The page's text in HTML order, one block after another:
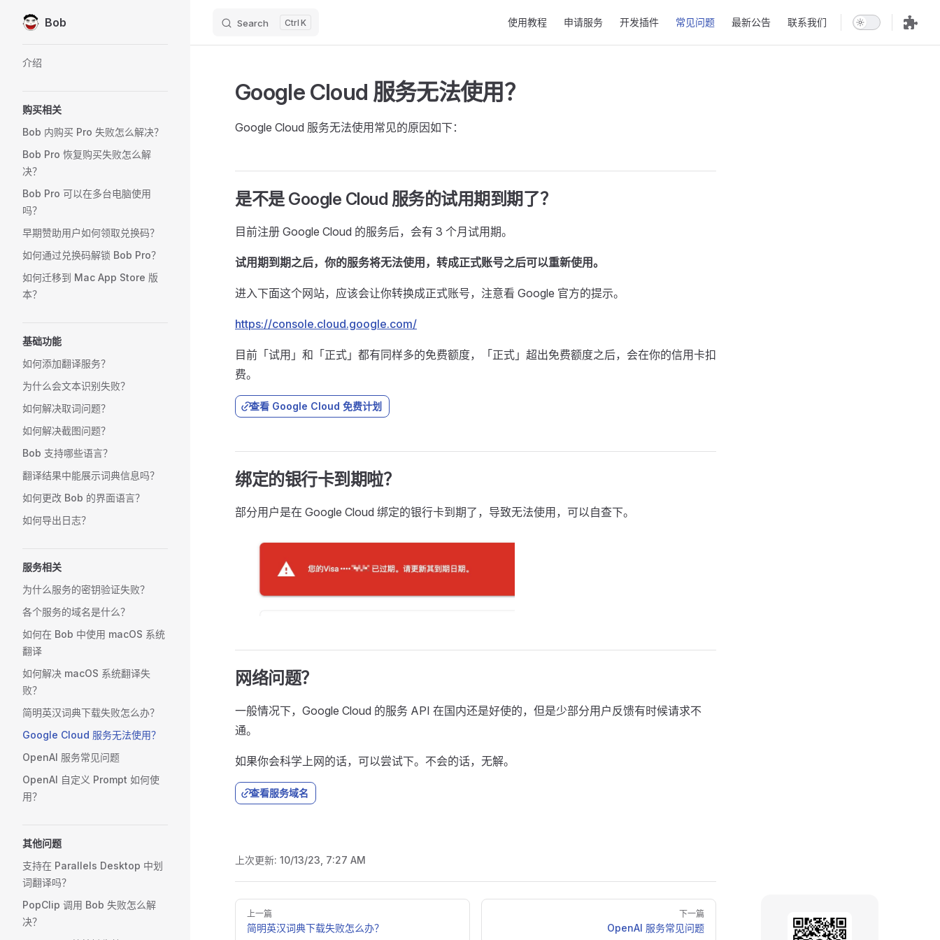
Skip to content
Bob Search K 使用教程 申请服务 开发插件 常见问题 最新公告 联系我们
介绍
购买相关
Bob 内购买 Pro 失败怎么解决？
Bob Pro 恢复购买失败怎么解
决？
Bob Pro 可以在多台电脑使用
吗？
早期赞助用户如何领取兑换码？
如何通过兑换码解锁 Bob Pro？
如何迁移到 Mac App Store 版
本？
基础功能
如何添加翻译服务？
为什么会文本识别失败？
如何解决取词问题？
如何解决截图问题？
Bob 支持哪些语言？
翻译结果中能展示词典信息吗？
如何更改 Bob 的界面语言？
如何导出日志？
服务相关
为什么服务的密钥验证失败？
各个服务的域名是什么？
如何在 Bob 中使用 macOS 系统
翻译
如何解决 macOS 系统翻译失
败？
简明英汉词典下载失败怎么办？
Google Cloud 服务无法使用？
OpenAI 服务常见问题
OpenAI 自定义 Prompt 如何使
用？
其他问题
支持在 Parallels Desktop 中划
词翻译吗？
PopClip 调用 Bob 失败怎么解
决？
Google Cloud 服务无法使用？
Google Cloud 服务无法使用常见的原因如下：
是不是 Google Cloud 服务的试用期到期了？
目前注册 Google Cloud 的服务后，会有 3 个月试用期。
试用期到期之后，你的服务将无法使用，转成正式账号之后可以重新使用。
进入下面这个网站，应该会让你转换成正式账号，注意看 Google 官方的提示。
https://console.cloud.google.com/
目前「试用」和「正式」都有同样多的免费额度，「正式」超出免费额度之后，会在你的信用卡扣
费。
查看 Google Cloud 免费计划
绑定的银行卡到期啦？
部分用户是在 Google Cloud 绑定的银行卡到期了，导致无法使用，可以自查下。
网络问题？
一般情况下，Google Cloud 的服务 API 在国内还是好使的，但是少部分用户反馈有时候请求不
通。
如果你会科学上网的话，可以尝试下。不会的话，无解。
查看服务域名
上次更新: 10/13/23, 7:27 AM
Pager
上一篇
简明英汉词典下载失败怎么办？
下一篇
OpenAI 服务常见问题